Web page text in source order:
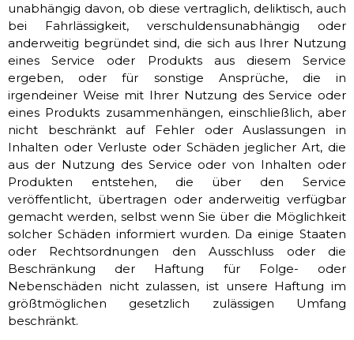
unabhängig davon, ob diese vertraglich, deliktisch, auch
bei Fahrlässigkeit, verschuldensunabhängig oder
anderweitig begründet sind, die sich aus Ihrer Nutzung
eines Service oder Produkts aus diesem Service
ergeben, oder für sonstige Ansprüche, die in
irgendeiner Weise mit Ihrer Nutzung des Service oder
eines Produkts zusammenhängen, einschließlich, aber
nicht beschränkt auf Fehler oder Auslassungen in
Inhalten oder Verluste oder Schäden jeglicher Art, die
aus der Nutzung des Service oder von Inhalten oder
Produkten entstehen, die über den Service
veröffentlicht, übertragen oder anderweitig verfügbar
gemacht werden, selbst wenn Sie über die Möglichkeit
solcher Schäden informiert wurden. Da einige Staaten
oder Rechtsordnungen den Ausschluss oder die
Beschränkung der Haftung für Folge- oder
Nebenschäden nicht zulassen, ist unsere Haftung im
größtmöglichen gesetzlich zulässigen Umfang
beschränkt.